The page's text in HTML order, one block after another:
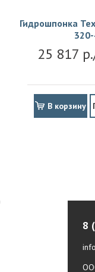
Гидрошпонка
25 817
В корзину
8